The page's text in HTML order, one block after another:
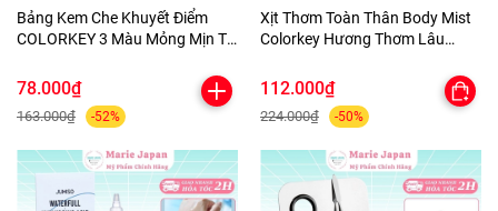
Bảng Kem Che Khuyết Điểm
COLORKEY 3 Màu Mỏng Mịn Tự
Palette 3.9g
78.000₫
163.000₫ -52%
Xịt Thơm Toàn Thân Body Mist
Colorkey Hương Thơm Lâu
Mát 100ml
112.000₫
224.000₫ -50%